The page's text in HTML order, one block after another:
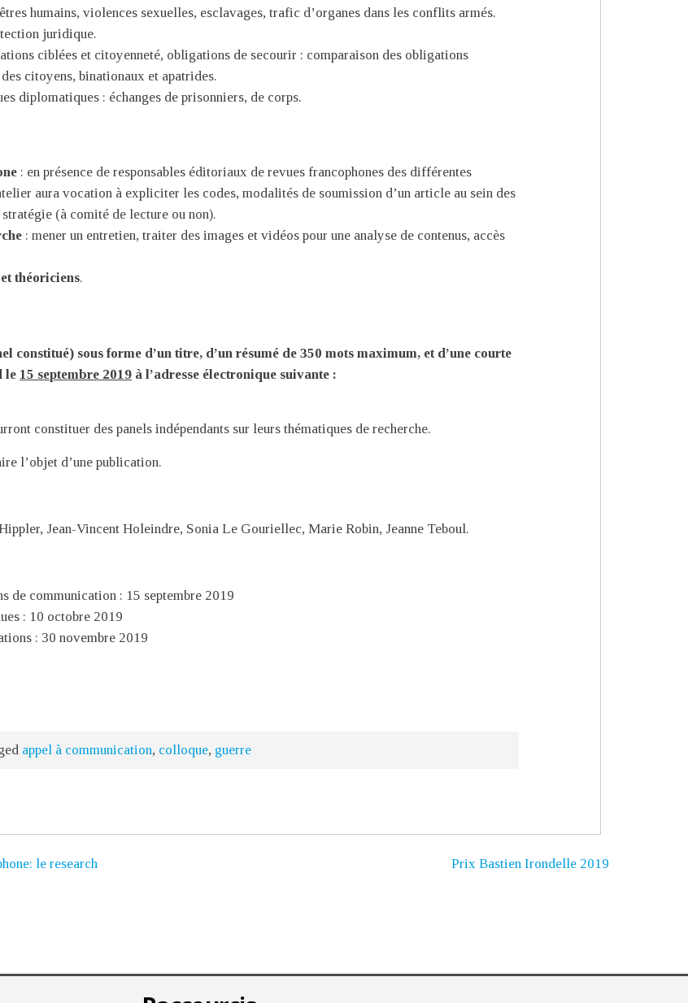
humains, violences sexuelles, esclavages, trafic d’organes dans les conflits armés.
juridique.
ciblées et citoyenneté, obligations de secourir : comparaison des obligations
citoyens, binationaux et apatrides.
diplomatiques : échanges de prisonniers, de corps.
: en présence de responsables éditoriaux de revues francophones des différentes
aura vocation à expliciter les codes, modalités de soumission d’un article au sein des
(à comité de lecture ou non).
: mener un entretien, traiter des images et vidéos pour une analyse de contenus, accès
théoriciens.
constitué) sous forme d’un titre, d’un résumé de 350 mots maximum, et d’une courte
le 15 septembre 2019 à l’adresse électronique suivante :
constituer des panels indépendants sur leurs thématiques de recherche.
l’objet d’une publication.
Jean-Vincent Holeindre, Sonia Le Gouriellec, Marie Robin, Jeanne Teboul.
de communication : 15 septembre 2019
: 10 octobre 2019
: 30 novembre 2019
appel à communication, colloque, guerre
le research
Prix Bastien Irondelle 2019